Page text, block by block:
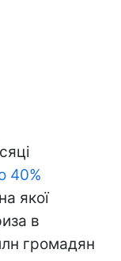
40%
якої
в
громадян